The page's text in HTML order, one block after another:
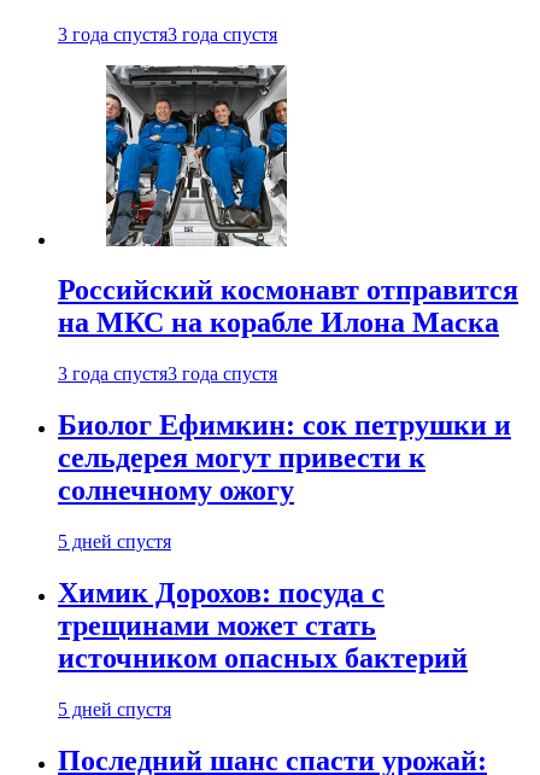
3 года спустя3 года спустя
Российский космонавт отправится
на МКС на корабле Илона Маска
3 года спустя3 года спустя
Биолог Ефимкин: сок петрушки и
сельдерея могут привести к
солнечному ожогу
5 дней спустя
Химик Дорохов: посуда с
трещинами может стать
источником опасных бактерий
5 дней спустя
Последний шанс спасти урожай: